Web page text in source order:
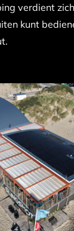
verdient
kunt